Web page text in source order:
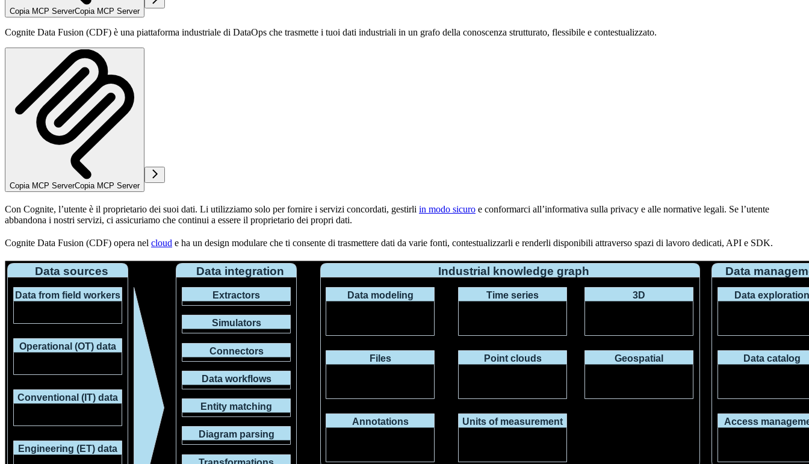
Copia MCP ServerCopia MCP Server
Cognite Data Fusion (CDF) è una piattaforma industriale di DataOps che trasmette i tuoi dati industriali in un grafo della conoscenza strutturato, flessibile e contestualizzato.
Copia MCP ServerCopia MCP Server
Con Cognite, l’utente è il proprietario dei suoi dati. Li utilizziamo solo per fornire i servizi concordati, gestirli in modo sicuro e conformarci all’informativa sulla privacy e alle normative legali. Se l’utente
abbandona i nostri servizi, ci assicuriamo che continui a essere il proprietario dei propri dati.
Cognite Data Fusion (CDF) opera nel cloud e ha un design modulare che ti consente di trasmettere dati da varie fonti, contestualizzarli e renderli disponibili attraverso spazi di lavoro dedicati, API e SDK.